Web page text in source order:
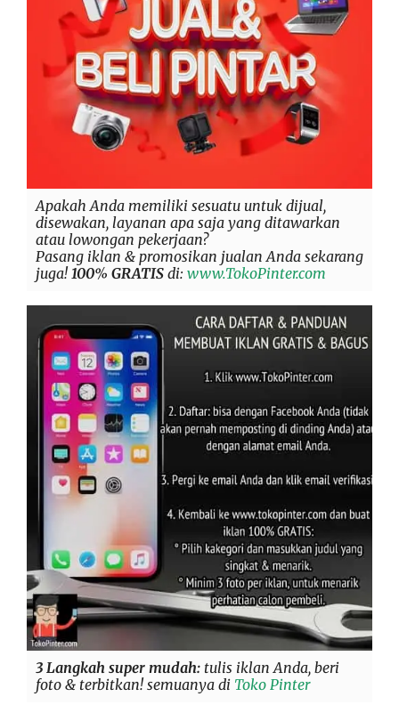
Apakah Anda memiliki sesuatu untuk dijual,
disewakan, layanan apa saja yang ditawarkan
atau lowongan pekerjaan?
Pasang iklan & promosikan jualan Anda sekarang
juga! 100% GRATIS di: www.TokoPinter.com
3 Langkah super mudah: tulis iklan Anda, beri
foto & terbitkan! semuanya di Toko Pinter